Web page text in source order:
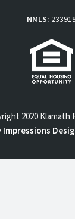
NMLS:
2020 Klamath
Impressions